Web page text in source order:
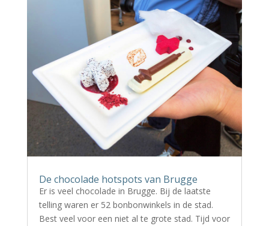
De chocolade hotspots van Brugge
Er is veel chocolade in Brugge. Bij de laatste
telling waren er 52 bonbonwinkels in de stad.
Best veel voor een niet al te grote stad. Tijd voor